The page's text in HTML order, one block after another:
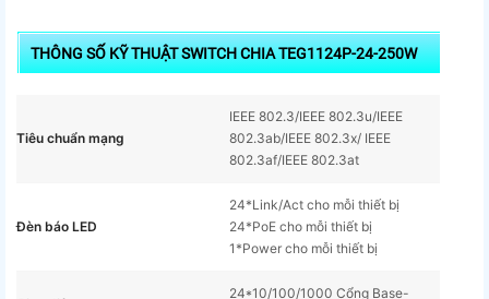
THÔNG SỐ KỸ THUẬT SWITCH CHIA TEG1124P-24-250W
Tiêu chuẩn mạng
IEEE 802.3/IEEE 802.3u/IEEE
802.3ab/IEEE 802.3x/ IEEE
802.3af/IEEE 802.3at
Đèn báo LED
24*Link/Act cho mỗi thiết bị
24*PoE cho mỗi thiết bị
1*Power cho mỗi thiết bị
24*10/100/1000 Cổng Base-